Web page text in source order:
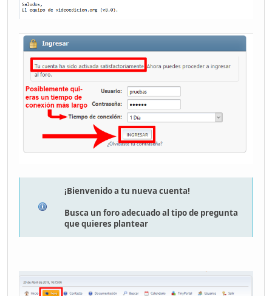
¡Bienvenido a tu nueva cuenta!
Busca un foro adecuado al tipo de pregunta
que quieres plantear